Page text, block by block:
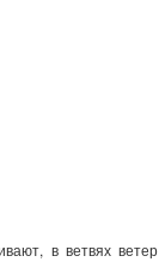
в ветвях ветер